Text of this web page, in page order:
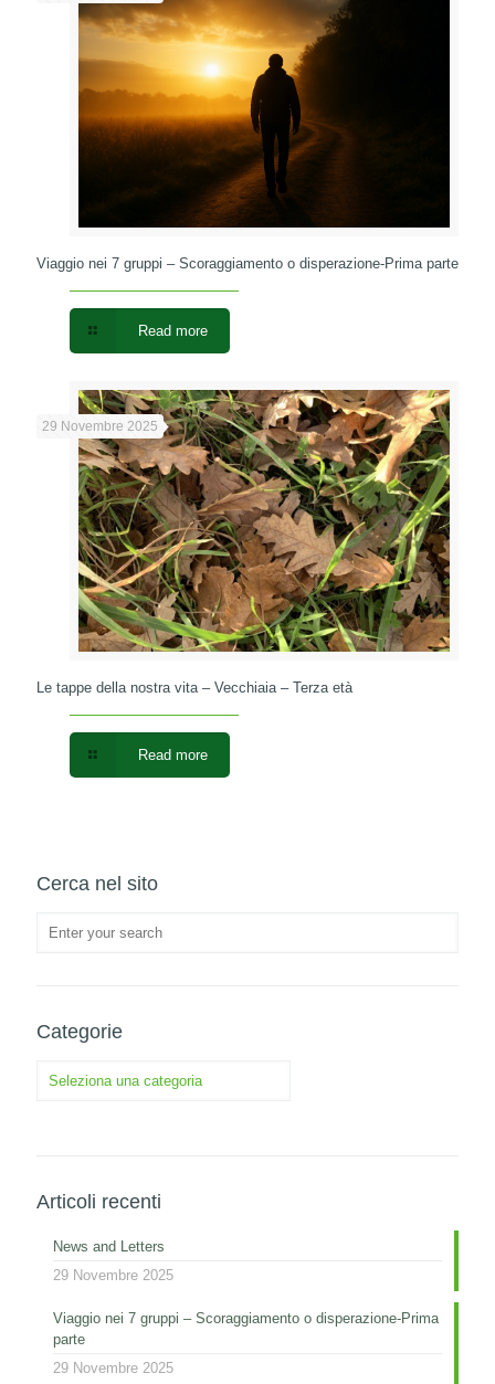
Viaggio nei 7 gruppi – Scoraggiamento o disperazione-Prima parte
Read more
29 Novembre 2025
Le tappe della nostra vita – Vecchiaia – Terza età
Read more
Cerca nel sito
Categorie
Articoli recenti
News and Letters
29 Novembre 2025
Viaggio nei 7 gruppi – Scoraggiamento o disperazione-Prima
parte
29 Novembre 2025